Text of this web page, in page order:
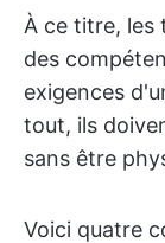
À ce titre, les
des
exigences
tout, ils
sans être
Voici quatre